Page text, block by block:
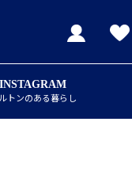
INSTAGRAM
トンのある暮らし